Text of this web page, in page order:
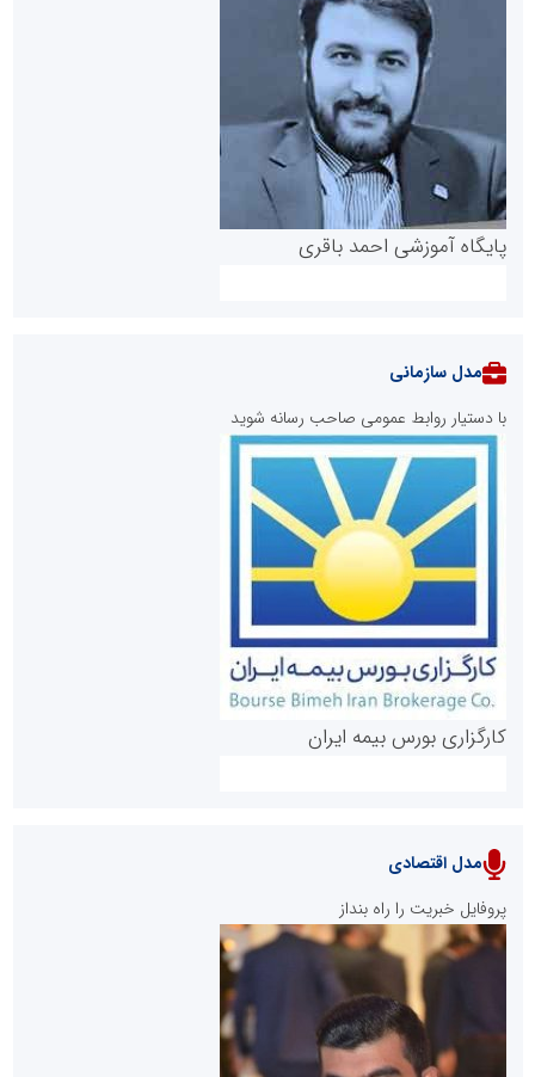
پایگاه آموزشی احمد باقری
روابط عمومی خبرگزاری گزارش خبر
پایگاه خبری نهضت ملی مسکن
مدل سازمانی
با دستیار روابط عمومی صاحب رسانه شوید
کارگزاری بورس بیمه ایران
سازمان بورس و اوراق بهادار
مدل اقتصادی
پروفایل خبریت را راه بنداز